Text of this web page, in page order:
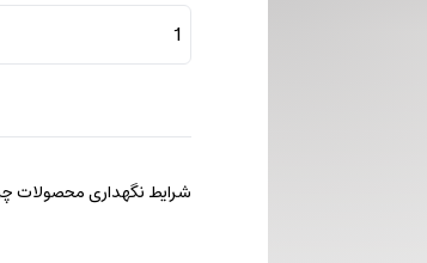
کیف
دستی
فنسی
شرایط نگهداری محصولات